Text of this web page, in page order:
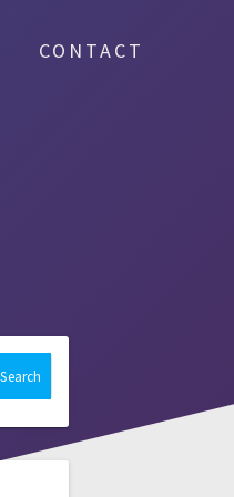
CONTACT